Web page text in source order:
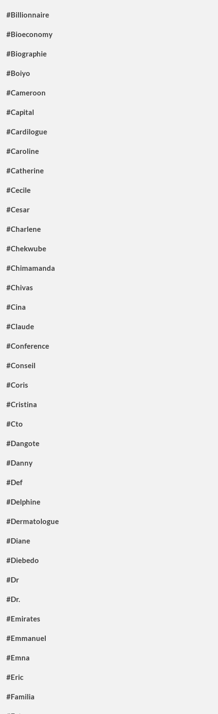
#Billionnaire
#Bioeconomy
#Biographie
#Boiyo
#Cameroon
#Capital
#Cardilogue
#Caroline
#Catherine
#Cecile
#Cesar
#Charlene
#Chekwube
#Chimamanda
#Chivas
#Cina
#Claude
#Conference
#Conseil
#Coris
#Cristina
#Cto
#Dangote
#Danny
#Def
#Delphine
#Dermatologue
#Diane
#Diebedo
#Dr
#Dr.
#Emirates
#Emmanuel
#Emna
#Eric
#Familia